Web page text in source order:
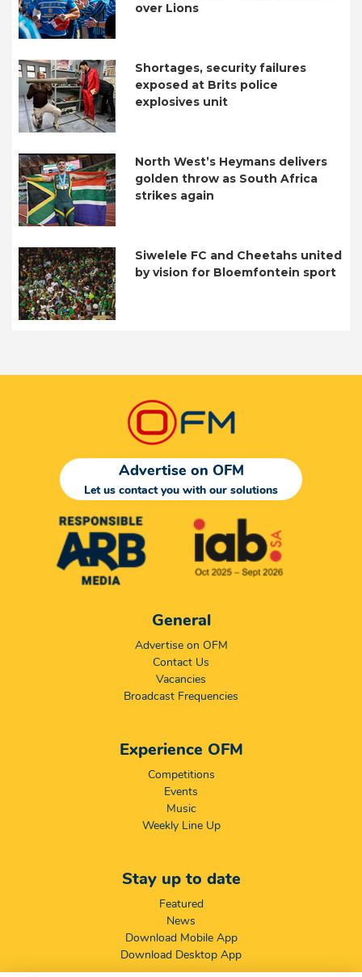
over Lions
Shortages, security failures
exposed at Brits police
explosives unit
North West’s Heymans delivers
golden throw as South Africa
strikes again
Siwelele FC and Cheetahs united
by vision for Bloemfontein sport
Advertise on OFM
Let us contact you with our solutions
General
Advertise on OFM
Contact Us
Vacancies
Broadcast Frequencies
Experience OFM
Competitions
Events
Music
Weekly Line Up
Stay up to date
Featured
News
Download Mobile App
Download Desktop App